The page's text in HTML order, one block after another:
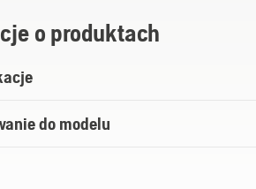
o produktach
do modelu